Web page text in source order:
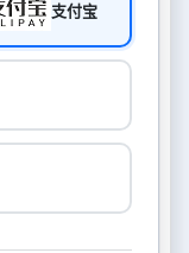
支付宝